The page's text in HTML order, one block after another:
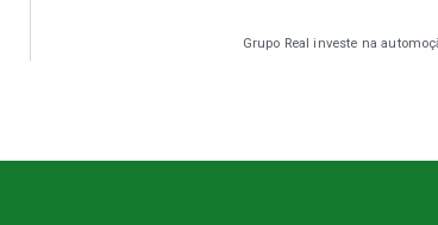
Grupo Real investe na